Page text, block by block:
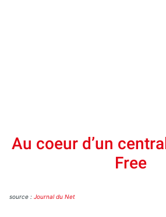
Au coeur d’un
Free
source : Journal du Net